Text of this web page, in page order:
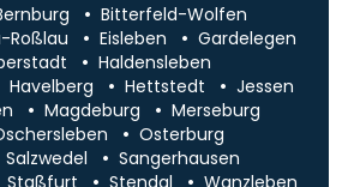
Bitterfeld-Wolfen
Roßlau Eisleben
Gardelegen
Haldensleben
Havelberg Hettstedt
Jessen
Magdeburg
Merseburg
Osterburg
Salzwedel
Sangerhausen
Staßfurt Stendal Wanzleben